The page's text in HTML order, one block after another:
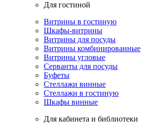
Для гостиной
Витрины в гостиную
Шкафы-витрины
Витрины для посуды
Витрины комбинированные
Витрины угловые
Серванты для посуды
Буфеты
Стеллажи винные
Стеллажи в гостиную
Шкафы винные
Для кабинета и библиотеки